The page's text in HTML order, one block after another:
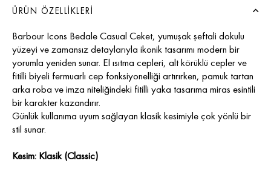
ÜRÜN ÖZELLIKLERI
Barbour Icons Bedale Casual Ceket, yumuşak şeftali dokulu
yüzeyi ve zamansız detaylarıyla ikonik tasarımı modern bir
yorumla yeniden sunar. El ısıtma cepleri, alt körüklü cepler ve
fitilli biyeli fermuarlı cep fonksiyonelliği artırırken, pamuk tartan
arka roba ve imza niteliğindeki fitilli yaka tasarıma miras esintili
bir karakter kazandırır.
Günlük kullanıma uyum sağlayan klasik kesimiyle çok yönlü bir
stil sunar.
Kesim: Klasik (Classic)